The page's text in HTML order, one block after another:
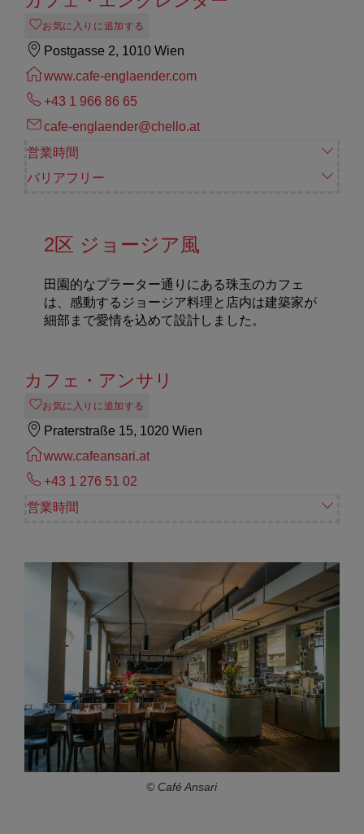
お気に入りに追加する
Postgasse 2, 1010 Wien
www.cafe-englaender.com
+43 1 966 86 65
cafe-englaender@chello.at
営業時間
バリアフリー
2区 ジョージア風
田園的なプラーター通りにある珠玉のカフェ
は、感動するジョージア料理と店内は建築家が
細部まで愛情を込めて設計しました。
カフェ・アンサリ
お気に入りに追加する
Praterstraße 15, 1020 Wien
www.cafeansari.at
+43 1 276 51 02
営業時間
© Café Ansari